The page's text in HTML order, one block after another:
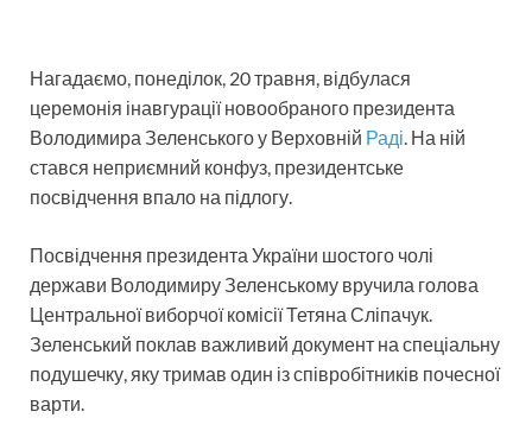
Нагадаємо, понеділок, 20 травня, відбулася
церемонія інавгурації новообраного президента
Володимира Зеленського у Верховній Раді. На ній
стався неприємний конфуз, президентське
посвідчення впало на підлогу.
Посвідчення президента України шостого чолі
держави Володимиру Зеленському вручила голова
Центральної виборчої комісії Тетяна Сліпачук.
Зеленський поклав важливий документ на спеціальну
подушечку, яку тримав один із співробітників почесної
варти.